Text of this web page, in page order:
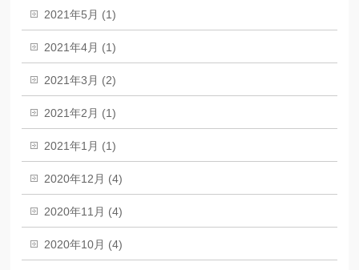
2021年5月 (1)
2021年4月 (1)
2021年3月 (2)
2021年2月 (1)
2021年1月 (1)
2020年12月 (4)
2020年11月 (4)
2020年10月 (4)